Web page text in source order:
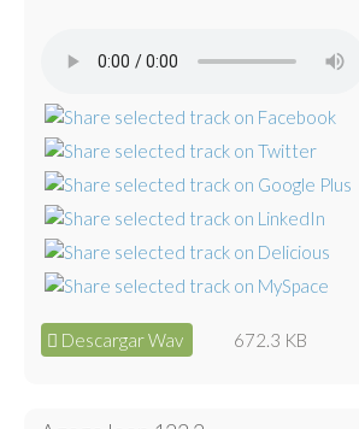
Descargar Wav 672.3 KB